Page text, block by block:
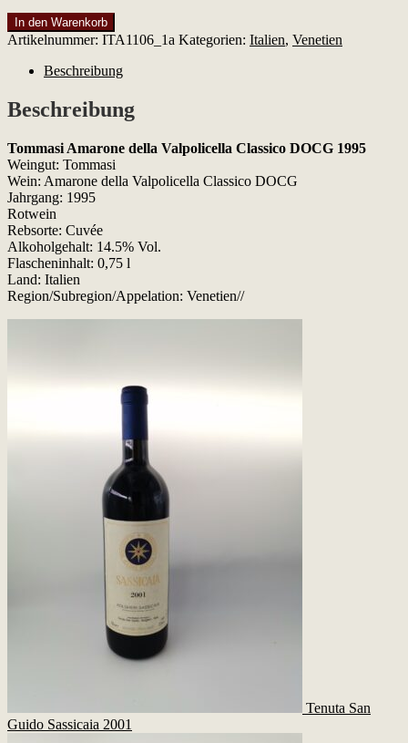
Tommasi
Amarone
Valpolicella
DOCG
1995
In den Warenkorb
Artikelnummer: ITA1106_1a Kategorien: Italien, Venetien
Beschreibung
Beschreibung
Tommasi Amarone della Valpolicella Classico DOCG 1995
Weingut: Tommasi
Wein: Amarone della Valpolicella Classico DOCG
Jahrgang: 1995
Rotwein
Rebsorte: Cuvée
Alkoholgehalt: 14.5% Vol.
Flascheninhalt: 0,75 l
Land: Italien
Region/Subregion/Appelation: Venetien//
Tenuta San
Guido Sassicaia 2001